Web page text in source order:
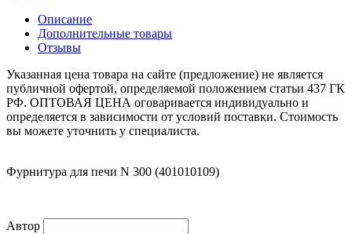
Описание
Дополнительные товары
Отзывы
Указанная цена товара на сайте (предложение) не является
публичной офертой, определяемой положением статьи 437 ГК
РФ. ОПТОВАЯ ЦЕНА оговаривается индивидуально и
определяется в зависимости от условий поставки. Стоимость
вы можете уточнить у специалиста.
Фурнитура для печи N 300 (401010109)
Автор